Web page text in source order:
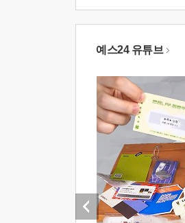
예스24 유튜브